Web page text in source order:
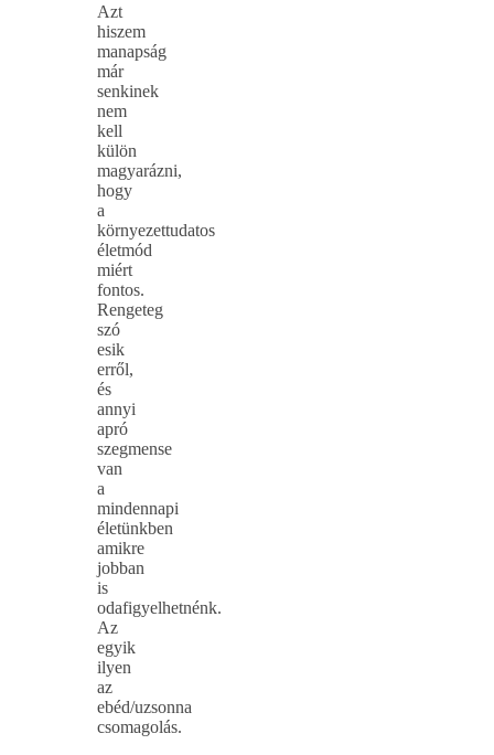
Azt
hiszem
manapság
már
senkinek
nem
kell
külön
magyarázni,
hogy
a
környezettudatos
életmód
miért
fontos.
Rengeteg
szó
esik
erről,
és
annyi
apró
szegmense
van
a
mindennapi
életünkben
amikre
jobban
is
odafigyelhetnénk.
Az
egyik
ilyen
az
ebéd/uzsonna
csomagolás.